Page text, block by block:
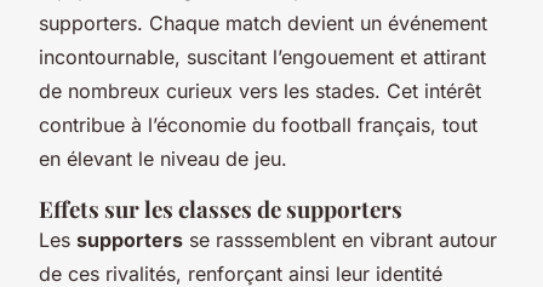
supporters. Chaque match devient un événement
incontournable, suscitant l’engouement et attirant
de nombreux curieux vers les stades. Cet intérêt
contribue à l’économie du football français, tout
en élevant le niveau de jeu.
Effets sur les classes de supporters
Les supporters se rasssemblent en vibrant autour
de ces rivalités, renforçant ainsi leur identité